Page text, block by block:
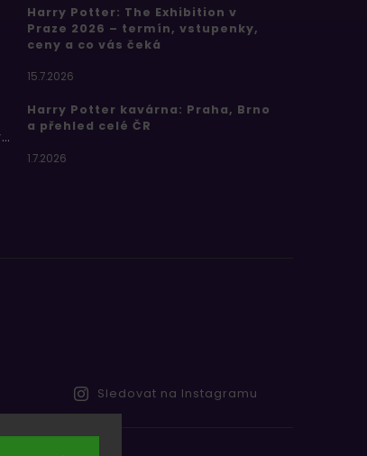
Bertíkovy fazolky tisíckrát jinak
Harry Potter: The Exhibition v
Praze 2026 – termín, vstupenky,
ceny a co vás čeká
15.7.2026
Harry Potter kavárna: Praha, Brno
a přehled celé ČR
1.7.2026
Sledovat na Instagramu